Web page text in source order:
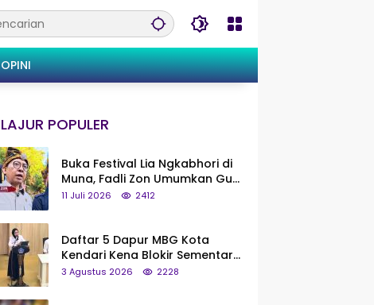
OPINI
LAJUR POPULER
Buka Festival Lia Ngkabhori di
Muna, Fadli Zon Umumkan Gua
Metanduno Segera Naik Status
11 Juli 2026 2412
Daftar 5 Dapur MBG Kota
Kendari Kena Blokir Sementara
dari Pusat
3 Agustus 2026 2228